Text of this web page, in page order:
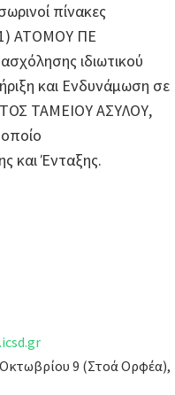
πίνακες
ΑΤΟΜΟΥ ΠΕ
ιδιωτικού
και Ενδυνάμωση σε
ΤΑΜΕΙΟΥ ΑΣΥΛΟΥ,
και Ένταξης.
Οκτωβρίου 9 (Στοά Ορφέα),